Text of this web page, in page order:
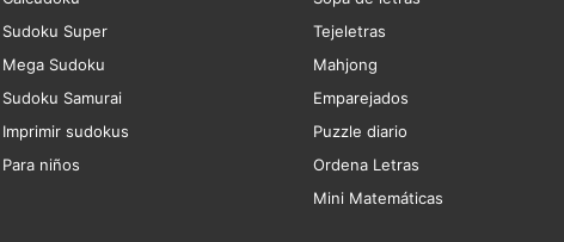
Sudoku Super
Mega Sudoku
Sudoku Samurai
Imprimir sudokus
Para niños
Tejeletras
Mahjong
Emparejados
Puzzle diario
Ordena Letras
Mini Matemáticas